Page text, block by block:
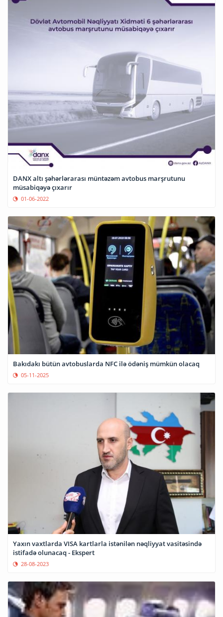
DANX altı şəhərlərarası müntəzəm avtobus marşrutunu
müsabiqəyə çıxarır
01-06-2022
Bakıdakı bütün avtobuslarda NFC ilə ödəniş mümkün olacaq
05-11-2025
Yaxın vaxtlarda VISA kartlarla istənilən nəqliyyat vasitəsində
istifadə olunacaq - Ekspert
28-08-2023